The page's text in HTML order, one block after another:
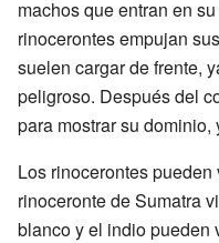
machos que entran en
rinocerontes empujan
suelen cargar de frente,
peligroso. Después del
para mostrar su dominio,
Los rinocerontes
rinoceronte de Sumatra
blanco y el indio pueden